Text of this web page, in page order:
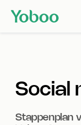
Social
Stappenplan